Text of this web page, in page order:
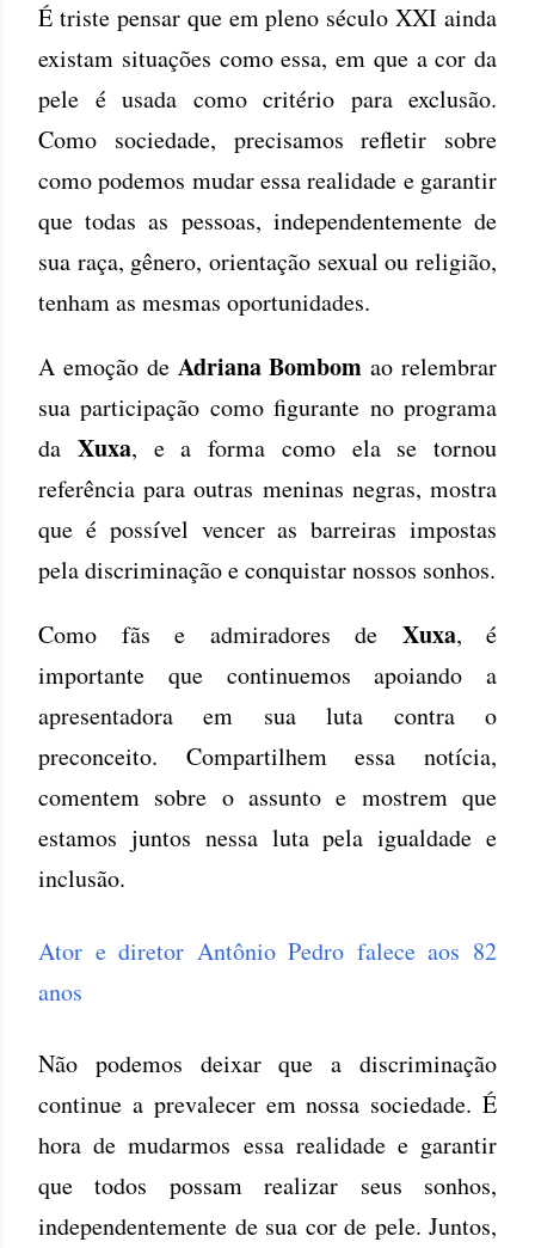
É triste pensar que em pleno século XXI ainda
existam situações como essa, em que a cor da
pele é usada como critério para exclusão.
Como sociedade, precisamos refletir sobre
como podemos mudar essa realidade e garantir
que todas as pessoas, independentemente de
sua raça, gênero, orientação sexual ou religião,
tenham as mesmas oportunidades.
A emoção de Adriana Bombomao relembrar
sua participação como figurante no programa
da Xuxa, e a forma como ela se tornou
referência para outras meninas negras, mostra
que é possível vencer as barreiras impostas
pela discriminação e conquistar nossos sonhos.
Como fãs e admiradores de Xuxa, é
importante que continuemos apoiando a
apresentadora em sua luta contra o
preconceito. Compartilhem essa notícia,
comentem sobre o assunto e mostrem que
estamos juntos nessa luta pela igualdade e
inclusão.
Ator e diretor Antônio Pedro falece aos 82
anos
Não podemos deixar que a discriminação
continue a prevalecer em nossa sociedade. É
hora de mudarmos essa realidade e garantir
que todos possam realizar seus sonhos,
independentemente de sua cor de pele. Juntos,